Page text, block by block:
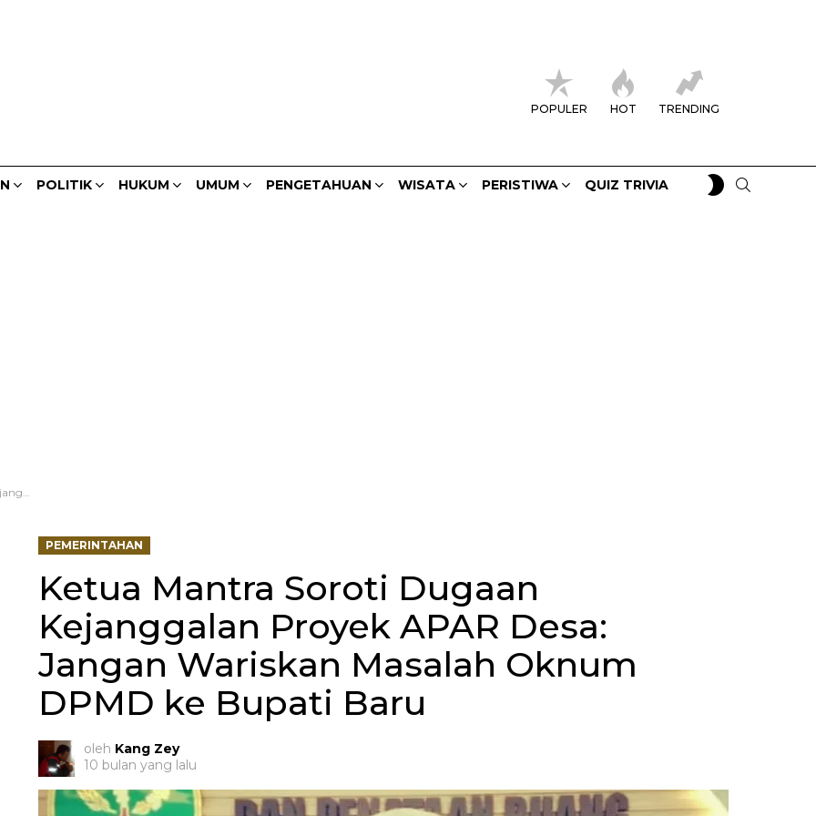
POPULER HOT TRENDING
POLITIK HUKUM UMUM PENGETAHUAN WISATA PERISTIWA QUIZ TRIVIA
SWITCH
SKIN
Bupati Baru
PEMERINTAHAN
Ketua Mantra Soroti Dugaan
Kejanggalan Proyek APAR Desa:
Jangan Wariskan Masalah Oknum
DPMD ke Bupati Baru
oleh Kang Zey
10 bulan yang lalu